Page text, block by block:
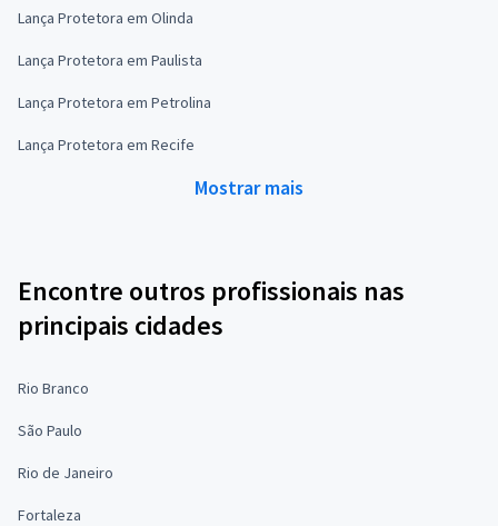
Lança Protetora em Olinda
Lança Protetora em Paulista
Lança Protetora em Petrolina
Lança Protetora em Recife
Mostrar mais
Encontre outros profissionais nas
principais cidades
Rio Branco
São Paulo
Rio de Janeiro
Fortaleza